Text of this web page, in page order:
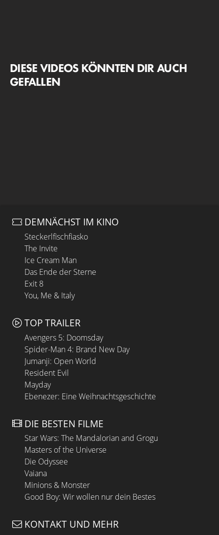
DIESE VIDEOS KÖNNTEN DIR AUCH
GEFALLEN
DEMNÄCHST IM KINO
Steckerlfischfiasko
The Invite
Ice Cream Man
Das Ende der Sterne
Exit 8
You, Me & Italy
TOP TRAILER
Avengers 5: Doomsday
Spider-Man 4: Brand New Day
Jumanji: Open World
Resident Evil
Mayday
Ebenezer: Eine Weihnachtsgeschichte
DIE BESTEN FILME
Star Wars: The Mandalorian and Grogu
Masters of the Universe
Die Odyssee
Vaiana
Minions & Monster
Good Boy: Wir wollen nur dein Bestes
KONTAKT UND MEHR